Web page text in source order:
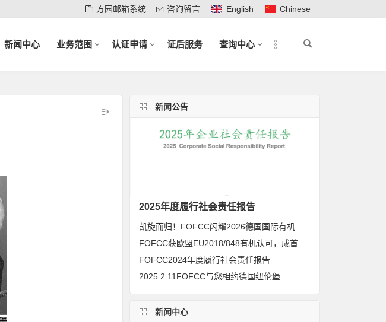
方园邮箱系统 咨询留言 English Chinese
新闻中心 业务范围 认证申请 证后服务 查询中心
新闻公告
2025年度履行社会责任报告
FOFCC2024年度履行社会责任报告
2025.2.11FOFCC与您相约德国纽伦堡
新闻中心